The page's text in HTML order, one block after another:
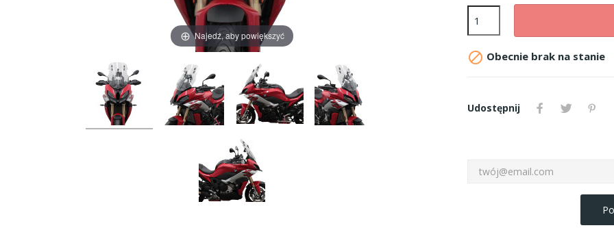
Najedź, aby powiększyć
 Obecnie brak na stanie
Udostępnij